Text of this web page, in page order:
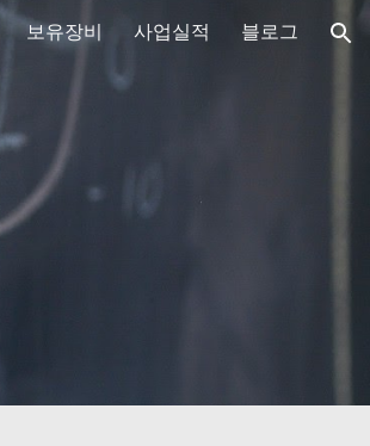
보유장비 사업실적 블로그